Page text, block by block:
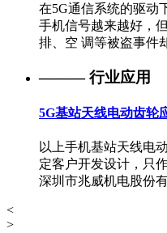
在5G通信系统的驱动
手机信号越来越好，
排、空 调等被盗事件
——— 行业应用
5G基站天线电动齿轮
以上手机基站天线电
定客户开发设计，只
深圳市兆威机电股份
<
>